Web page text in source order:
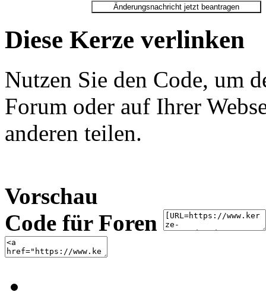
Diese Kerze verlinken
Nutzen Sie den Code, um
Forum oder auf Ihrer
anderen teilen.
Vorschau
Code für Foren